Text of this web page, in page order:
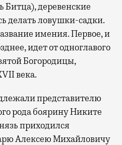
Битца), деревенские
делать ловушки-садки.
имения. Первое, и
идет от одноглавого
Богородицы,
века.
представителю
рода боярину Никите
приходился
Алексею Михайловичу